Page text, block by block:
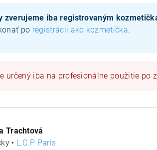
zverujeme iba registrovaným
po registrácii ako kozmetička.
určený iba na profesionálne použitie po
Trachtová
• L.C.P Paris